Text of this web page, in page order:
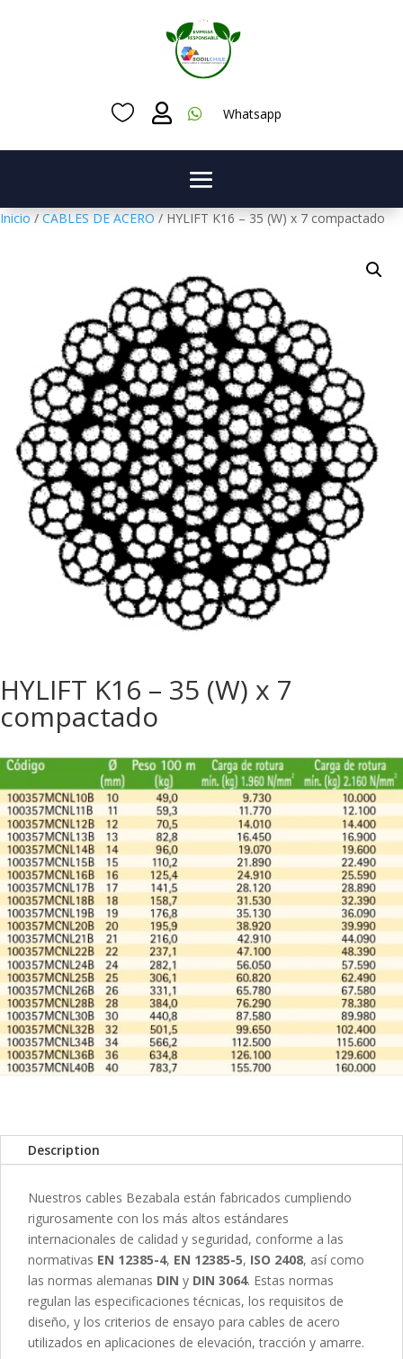
   Whatsapp
Inicio / CABLES DE ACERO / HYLIFT K16 – 35 (W) x 7 compactado
HYLIFT K16 – 35 (W) x 7
compactado
Description
Nuestros cables Bezabala están fabricados cumpliendo
rigurosamente con los más altos estándares
internacionales de calidad y seguridad, conforme a las
normativas EN 12385-4, EN 12385-5, ISO 2408, así como
las normas alemanas DIN y DIN 3064. Estas normas
regulan las especificaciones técnicas, los requisitos de
diseño, y los criterios de ensayo para cables de acero
utilizados en aplicaciones de elevación, tracción y amarre.